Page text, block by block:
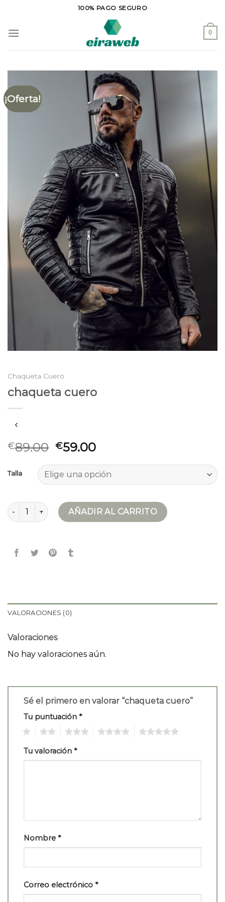
contenido
100% PAGO SEGURO
0
¡Oferta!
Chaqueta Cuero
chaqueta cuero
€89.00 €59.00
Talla
chaqueta cuero cantidadAÑADIR AL CARRITO
VALORACIONES (0)
Valoraciones
No hay valoraciones aún.
Sé el primero en valorar “chaqueta cuero”
Tu puntuación *
Tu valoración *
Nombre *
Correo electrónico *